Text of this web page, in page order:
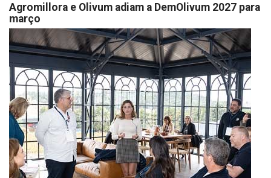
Agromillora e Olivum adiam a DemOlivum 2027 para
março